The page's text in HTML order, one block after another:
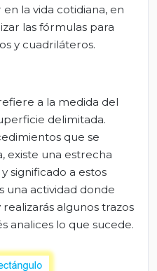
la vida cotidiana, en
las fórmulas para
y cuadriláteros.
a la medida del
delimitada.
que se
existe una estrecha
significado a estos
una actividad donde
algunos trazos
analices lo que sucede.